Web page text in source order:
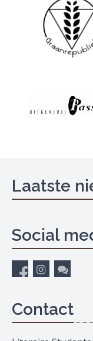
Laatste
Social
Contact